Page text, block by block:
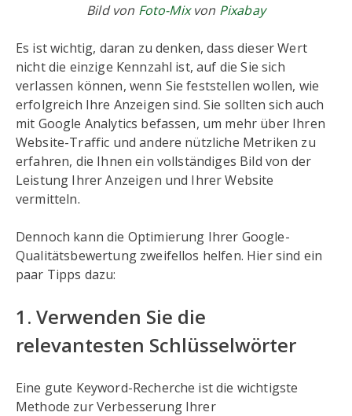
Bild von Foto-Mixvon Pixabay
Es ist wichtig, daran zu denken, dass dieser Wert
nicht die einzige Kennzahl ist, auf die Sie sich
verlassen können, wenn Sie feststellen wollen, wie
erfolgreich Ihre Anzeigen sind. Sie sollten sich auch
mit Google Analytics befassen, um mehr über Ihren
Website-Traffic und andere nützliche Metriken zu
erfahren, die Ihnen ein vollständiges Bild von der
Leistung Ihrer Anzeigen und Ihrer Website
vermitteln.
Dennoch kann die Optimierung Ihrer Google-
Qualitätsbewertung zweifellos helfen. Hier sind ein
paar Tipps dazu:
1. Verwenden Sie die
relevantesten Schlüsselwörter
Eine gute Keyword-Recherche ist die wichtigste
Methode zur Verbesserung Ihrer